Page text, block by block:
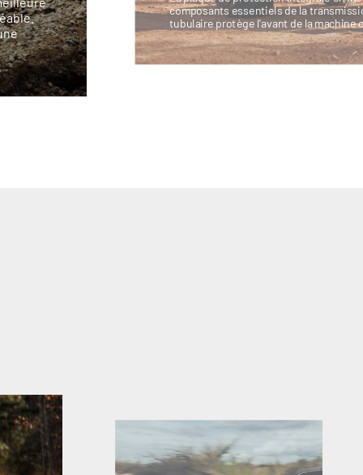
composants essentiels de la
tubulaire protège l'avant de la